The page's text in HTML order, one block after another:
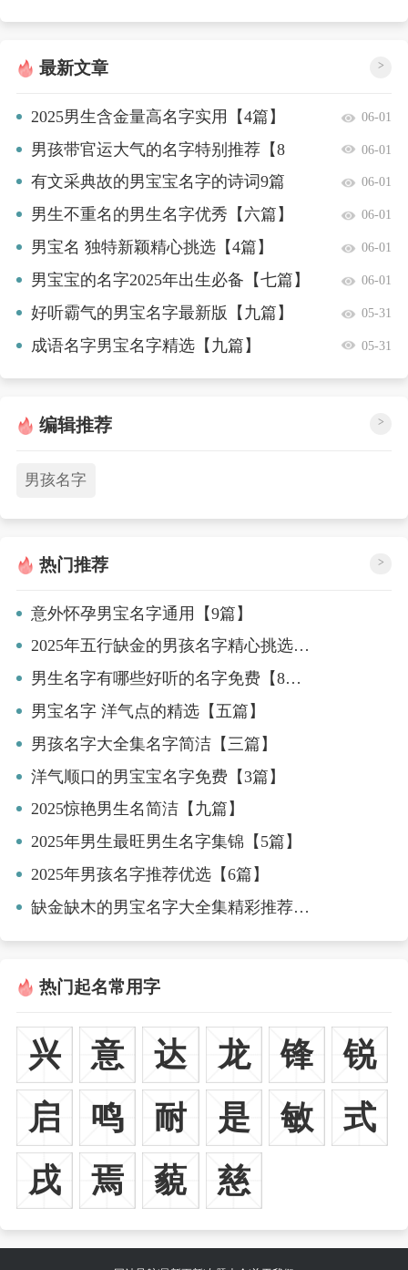
最新文章 >
2025男生含金量高名字实用【4篇】 06-01
男孩带官运大气的名字特别推荐【8
篇】
06-01
有文采典故的男宝宝名字的诗词9篇 06-01
男生不重名的男生名字优秀【六篇】 06-01
男宝名 独特新颖精心挑选【4篇】 06-01
男宝宝的名字2025年出生必备【七篇】 06-01
好听霸气的男宝名字最新版【九篇】 05-31
成语名字男宝名字精选【九篇】 05-31
编辑推荐 >
男孩名字
热门推荐 >
意外怀孕男宝名字通用【9篇】
2025年五行缺金的男孩名字精心挑选【五篇】
男生名字有哪些好听的名字免费【8篇】
男宝名字 洋气点的精选【五篇】
男孩名字大全集名字简洁【三篇】
洋气顺口的男宝宝名字免费【3篇】
2025惊艳男生名简洁【九篇】
2025年男生最旺男生名字集锦【5篇】
2025年男孩名字推荐优选【6篇】
缺金缺木的男宝名字大全集精彩推荐【七篇】
热门起名常用字
兴 意 达 龙 锋
锐
启
鸣 耐 是 敏
式
戌
焉 藐 慈